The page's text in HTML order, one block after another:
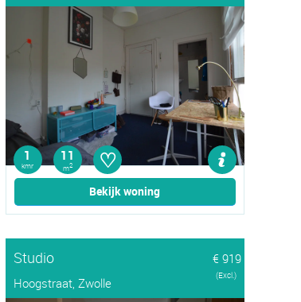
1
kmr
11
m2 ♡
Bekijk woning
Studio
€ 919
Hoogstraat, Zwolle
(Excl.)